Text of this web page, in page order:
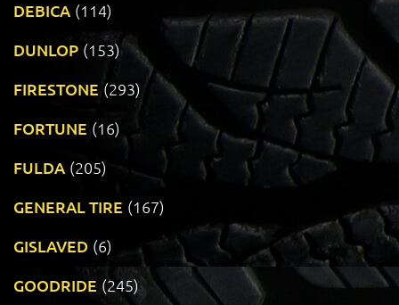
DEBICA (114)
DUNLOP (153)
FIRESTONE (293)
FORTUNE (16)
FULDA (205)
GENERAL TIRE (167)
GISLAVED (6)
GOODRIDE (245)